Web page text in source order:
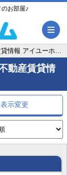
お部屋♪
報 アイユーホーム
動産賃貸情
示変更